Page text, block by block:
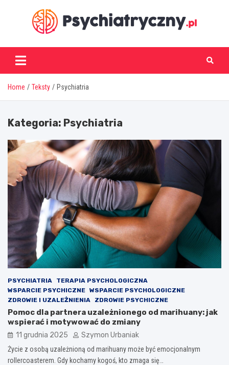
psychiatryczny.pl
Home Teksty Psychiatria
Kategoria: Psychiatria
PSYCHIATRIA
TERAPIA PSYCHOLOGICZNA
WSPARCIE PSYCHICZNE WSPARCIE PSYCHOLOGICZNE
ZDROWIE I UZALEŻNIENIA
ZDROWIE PSYCHICZNE
Pomoc dla partnera uzależnionego od marihuany: jak
wspierać i motywować do zmiany
11 grudnia 2025 Szymon Urbaniak
Życie z osobą uzależnioną od marihuany może być emocjonalnym
rollercoasterem. Gdy kochamy kogoś, kto zmaga się…